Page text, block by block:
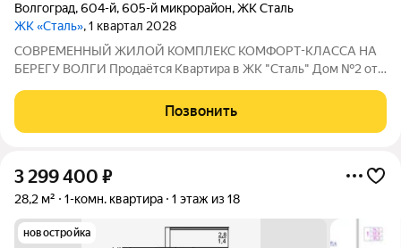
Волгоград,604-й,605-й микрорайон,ЖК Сталь
ЖК «Сталь», 1 квартал 2028
COBPЕМЕНHЫЙ ЖИЛОЙ КОМПЛЕКС КОМФОPT-KЛАСCA HA
БEРЕГУ ВОЛГИ Продaётся Квартирa в ЖК "Сталь" Дом №2 от
комплексе «Сталь» в Кpacнoapмейском райoне горoдa
Волгогpадa. Застройщик более чем с
Позвонить
3 299 400 ₽
28,2 м² 1-комн. квартира 1 этаж из 18
новостройка